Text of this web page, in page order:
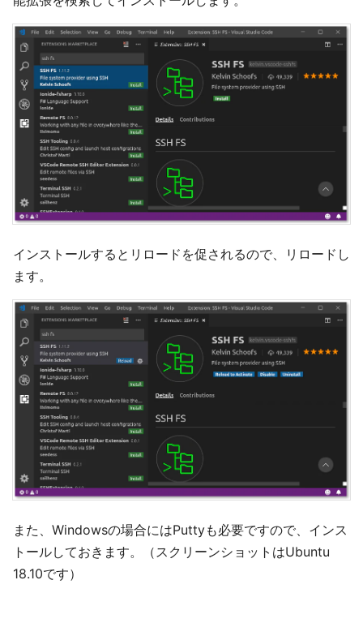
インストールするとリロードを促されるので、リロードし
ます。
また、Windowsの場合にはPuttyも必要ですので、インス
トールしておきます。（スクリーンショットはUbuntu
18.10です）